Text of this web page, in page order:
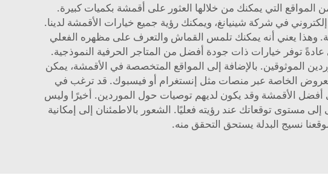
التي يمكنك من خلالها العثور على أقمشة بكميات كبيرة.
في شركة شينيانغ، ويمكنك رؤية جميع خيارات الأقمشة لدينا.
وهذا يعني أنه يمكنك تلمس القماش والتعرف على مظهره الفعلي
توفر خيارات ذات جودة أفضل من المتاجر الحرفية النموذجية.
الموثوقين. بالإضافة إلى المواقع المتخصصة في الأقمشة، يمكن
الخاصة عبر منصات مثل إنستغرام أو فيسبوك. قد ترغب في
أفضل الأقمشة وقد يكون لديهم توصيات حول الموردين. أخيرًا وليس
مستوى توقعاتك عند رؤيته فعليًا. الشعور بالاطمئنان إلى إمكانية
نسيج البدلة يستحق التحقق منه.